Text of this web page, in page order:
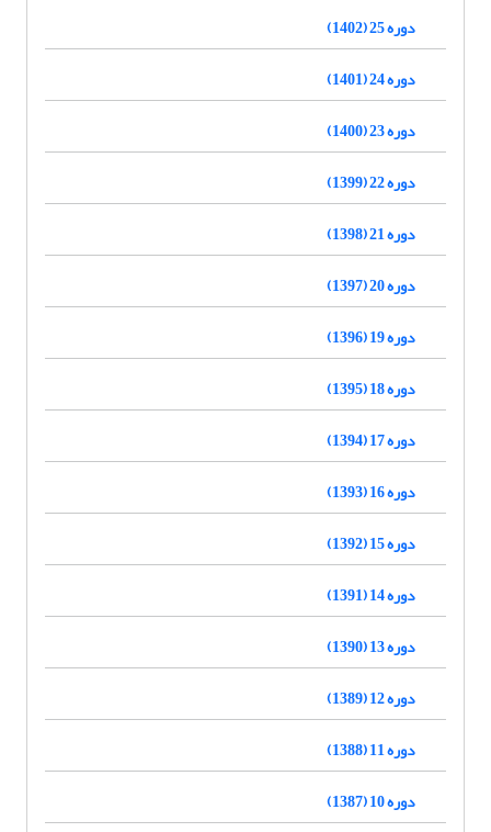
دوره 25 (1402)
دوره 24 (1401)
دوره 23 (1400)
دوره 22 (1399)
دوره 21 (1398)
دوره 20 (1397)
دوره 19 (1396)
دوره 18 (1395)
دوره 17 (1394)
دوره 16 (1393)
دوره 15 (1392)
دوره 14 (1391)
دوره 13 (1390)
دوره 12 (1389)
دوره 11 (1388)
دوره 10 (1387)